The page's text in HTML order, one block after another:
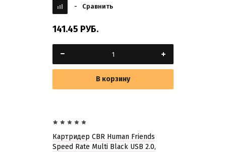
- Сравнить
141.45 РУБ.
В корзину
Картридер CBR Human Friends
Speed Rate Multi Black USB 2.0,